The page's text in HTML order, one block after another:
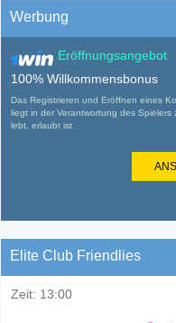
Werbung
Eröffnungsangebot
100% Willkommensbonus
Das Registrieren und Eröffnen eines
liegt in der Verantwortung des
lebt, erlaubt ist.
Elite Club Friendlies
Zeit: 13:00